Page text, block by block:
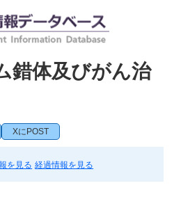
錯体及びがん治
XにPOST
を見る 経過情報を見る